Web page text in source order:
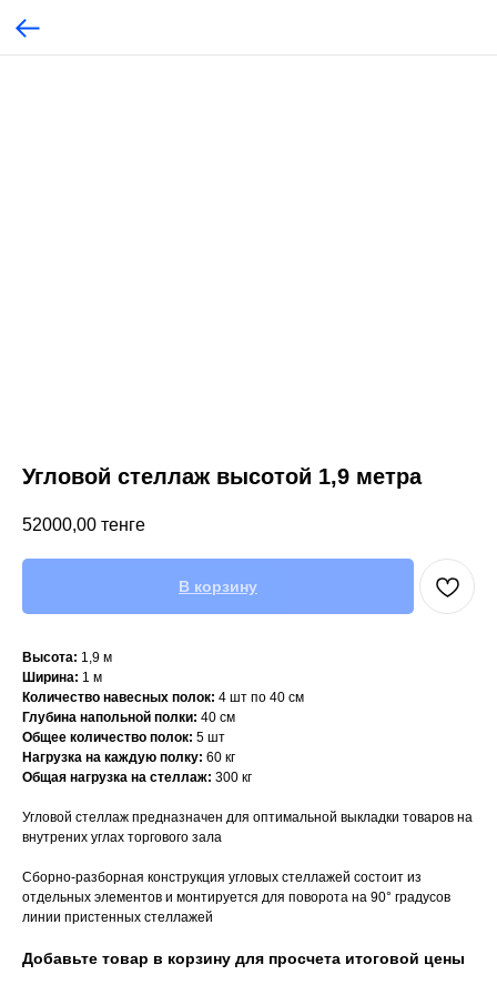
Угловой стеллаж высотой 1,9 метра
52000,00 тенге
В корзину
Высота: 1,9 м
Ширина: 1 м
Количество навесных полок: 4 шт по 40 см
Глубина напольной полки: 40 см
Общее количество полок: 5 шт
Нагрузка на каждую полку: 60 кг
Общая нагрузка на стеллаж: 300 кг
Угловой стеллаж предназначен для оптимальной выкладки товаров на
внутрених углах торгового зала
Сборно-разборная конструкция угловых стеллажей состоит из
отдельных элементов и монтируется для поворота на 90° градусов
линии пристенных стеллажей
Добавьте товар в корзину для просчета итоговой цены